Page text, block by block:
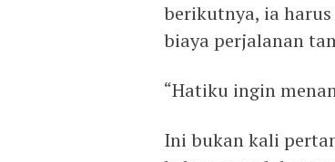
berikutnya, ia
biaya perjalanan
“Hatiku ingin
Ini bukan kali